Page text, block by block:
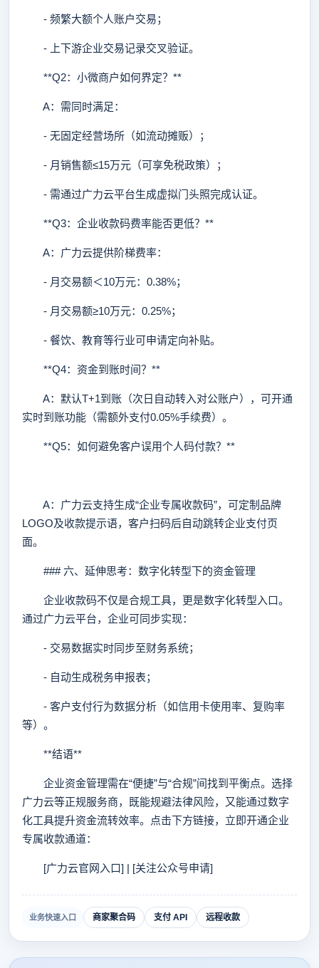
- 频繁大额个人账户交易；
- 上下游企业交易记录交叉验证。
**Q2：小微商户如何界定？**
A：需同时满足：
- 无固定经营场所（如流动摊贩）；
- 月销售额≤15万元（可享免税政策）；
- 需通过广力云平台生成虚拟门头照完成认证。
**Q3：企业收款码费率能否更低？**
A：广力云提供阶梯费率：
- 月交易额＜10万元：0.38%；
- 月交易额≥10万元：0.25%；
- 餐饮、教育等行业可申请定向补贴。
**Q4：资金到账时间？**
A：默认T+1到账（次日自动转入对公账户），可开通
实时到账功能（需额外支付0.05%手续费）。
**Q5：如何避免客户误用个人码付款？**
A：广力云支持生成“企业专属收款码”，可定制品牌
LOGO及收款提示语，客户扫码后自动跳转企业支付页
面。
### 六、延伸思考：数字化转型下的资金管理
企业收款码不仅是合规工具，更是数字化转型入口。
通过广力云平台，企业可同步实现：
- 交易数据实时同步至财务系统；
- 自动生成税务申报表；
- 客户支付行为数据分析（如信用卡使用率、复购率
等）。
**结语**
企业资金管理需在“便捷”与“合规”间找到平衡点。选择
广力云等正规服务商，既能规避法律风险，又能通过数字
化工具提升资金流转效率。点击下方链接，立即开通企业
专属收款通道：
[广力云官网入口] | [关注公众号申请]
业务快速入口 商家聚合码 支付 API 远程收款